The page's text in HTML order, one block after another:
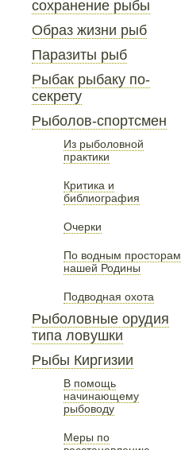
сохранение рыбы
Образ жизни рыб
Паразиты рыб
Рыбак рыбаку по-
секрету
Рыболов-спортсмен
Из рыболовной
практики
Критика и
библиография
Очерки
По водным просторам
нашей Родины
Подводная охота
Рыболовные орудия
типа ловушки
Рыбы Киргизии
В помощь
начинающему
рыбоводу
Меры по